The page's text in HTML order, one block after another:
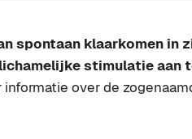
spontaan klaarkomen in
stimulatie aan
over de